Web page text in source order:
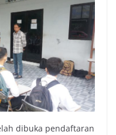
dibuka pendaftaran